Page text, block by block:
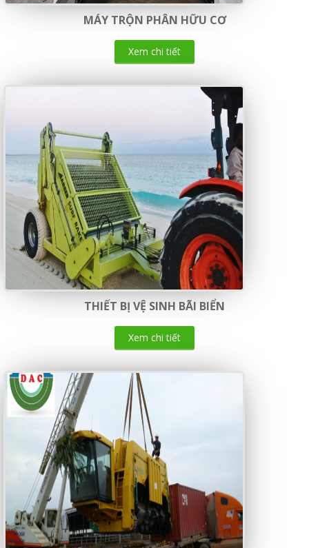
MÁY TRỘN PHÂN HỮU CƠ
Xem chi tiết
THIẾT BỊ VỆ SINH BÃI BIỂN
Xem chi tiết